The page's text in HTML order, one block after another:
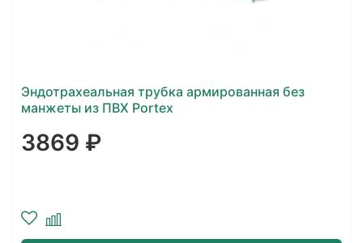
Эндотрахеальная трубка армированная без
манжеты из ПВХ Portex
3869 ₽